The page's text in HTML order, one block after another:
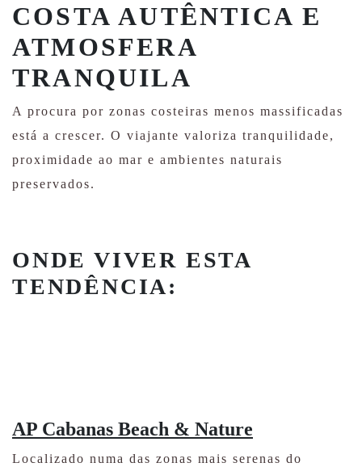
COSTA AUTÊNTICA E
ATMOSFERA
TRANQUILA
A procura por zonas costeiras menos massificadas
está a crescer. O viajante valoriza tranquilidade,
proximidade ao mar e ambientes naturais
preservados.
ONDE VIVER ESTA
TENDÊNCIA:
AP Cabanas Beach & Nature
Localizado numa das zonas mais serenas do